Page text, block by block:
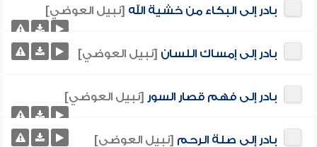
بادر إلى البكاء من خشية الله [نبيل العوضي]
بادر إلى إمساك اللسان [نبيل العوضي]
بادر إلى فهم قصار السور [نبيل العوضي]
بادر إلى صلة الرحم [نبيل العوضي]